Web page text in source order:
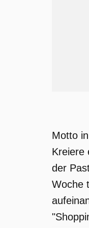
Motto
Kreiere
der
Woche